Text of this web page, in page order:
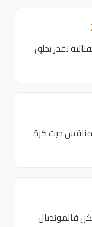
تقدر تخلق
حيث كرة
فالمونديال